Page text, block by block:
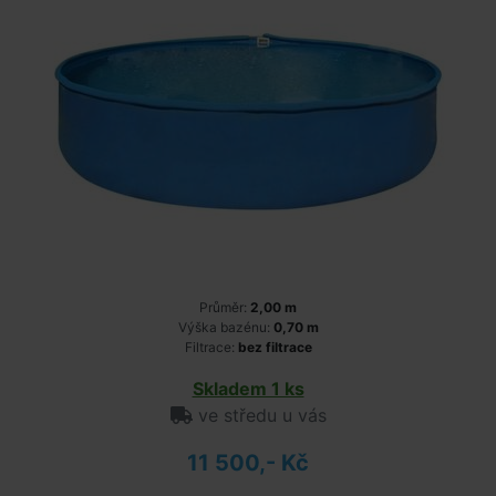
Průměr: 2,00 m
Výška bazénu: 0,70 m
Filtrace: bez filtrace
Skladem 1 ks
ve středu u vás
11 500,- Kč